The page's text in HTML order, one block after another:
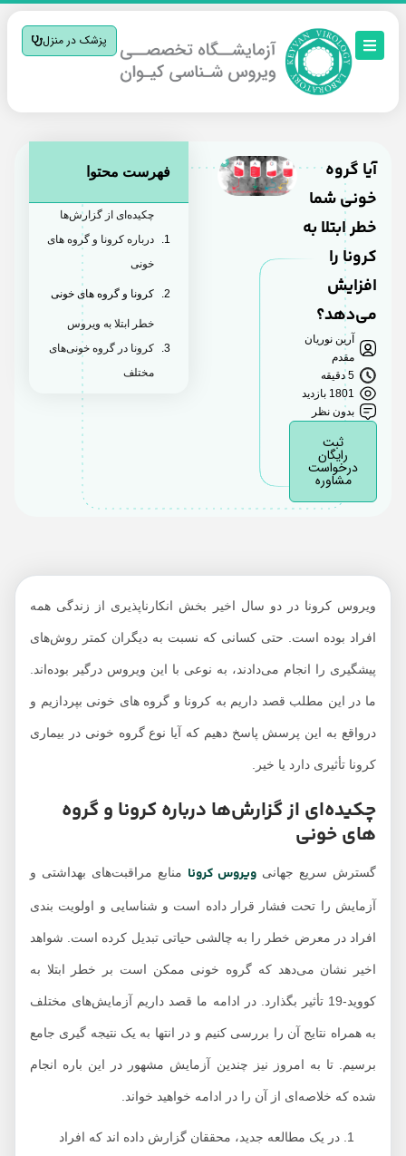
پزشک در منزل
آیا گروه
خونی شما
خطر ابتلا به
کرونا را
افزایش
می‌دهد؟
آرین نوریان
مقدم
5 دقیقه
1801 بازدید
بدون نظر
رایگان
درخواست
مشاوره
فهرست محتوا
چکیده‌ای از گزارش‌ها
درباره کرونا و گروه‌ های
کرونا و گروه ‌های خونی
خطر ابتلا به ویروس
کرونا در گروه خونی‌های
مختلف
ویروس کرونا در دو سال اخیر بخش انکارناپذیری از زندگی همه
افراد بوده است. حتی کسانی که نسبت به دیگران کمتر روش‌های
پیشگیری را انجام می‌دادند، به نوعی با این ویروس درگیر بوده‌اند.
ما در این مطلب قصد داریم به کرونا و گروه‌ های خونی بپردازیم و
درواقع به این پرسش پاسخ دهیم که آیا نوع گروه خونی در بیماری
کرونا تأثیری دارد یا خیر.
چکیده‌ای از گزارش‌ها درباره کرونا و گروه‌
های خونی
گسترش سریع جهانیویروس کرونا منابع مراقبت‌های بهداشتی و
آزمایش را تحت فشار قرار داده است و شناسایی و اولویت بندی
افراد در معرض خطر را به چالشی حیاتی تبدیل کرده است. شواهد
اخیر نشان می‌دهد که گروه خونی ممکن است بر خطر ابتلا به
کووید-19 تأثیر بگذارد. در ادامه ما قصد داریم آزمایش‌های مختلف
به همراه نتایج آن را بررسی کنیم و در انتها به یک نتیجه گیری جامع
برسیم. تا به امروز نیز چندین آزمایش مشهور در این باره انجام
شده که خلاصه‌ای از آن را در ادامه خواهید خواند.
در یک مطالعه جدید، محققان گزارش داده اند که افراد